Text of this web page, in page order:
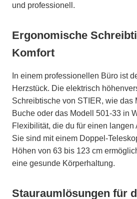
und professionell.
Ergonomische
Komfort
In einem professionellen Büro ist
Herzstück. Die elektrisch
Schreibtische von STIER, wie das
Buche oder das Modell 501-33 in
Flexibilität, die du für einen langen
Sie sind mit einem Doppel-
Höhen von 63 bis 123 cm
eine gesunde Körperhaltung.
Stauraumlösungen für